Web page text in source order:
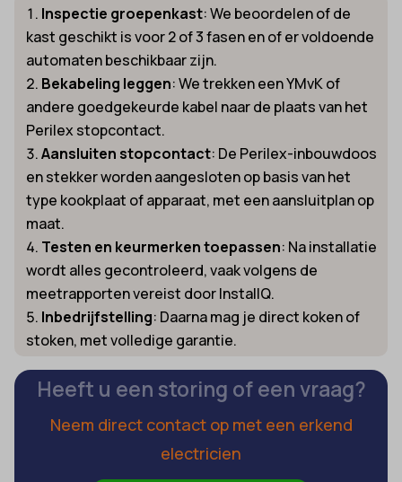
Inspectie groepenkast: We beoordelen of de
kast geschikt is voor 2 of 3 fasen en of er voldoende
automaten beschikbaar zijn.
Bekabeling leggen: We trekken een YMvK of
andere goedgekeurde kabel naar de plaats van het
Perilex stopcontact.
Aansluiten stopcontact: De Perilex-inbouwdoos
en stekker worden aangesloten op basis van het
type kookplaat of apparaat, met een aansluitplan op
maat.
Testen en keurmerken toepassen: Na installatie
wordt alles gecontroleerd, vaak volgens de
meetrapporten vereist door InstallQ.
Inbedrijfstelling: Daarna mag je direct koken of
stoken, met volledige garantie.
Heeft u een storing of een vraag?
Neem direct contact op met een erkend
electricien